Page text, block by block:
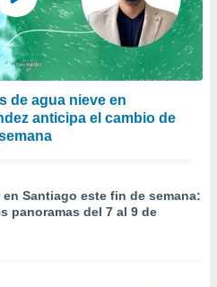
de agua nieve en
anticipa el cambio de
en Santiago este fin de semana:
panoramas del 7 al 9 de